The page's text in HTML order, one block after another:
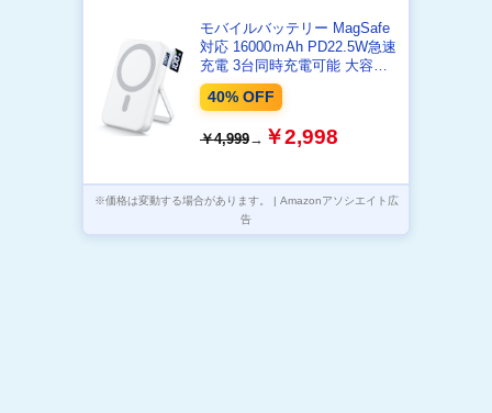
モバイルバッテリー MagSafe
対応 16000ｍAh PD22.5W急速
充電 3台同時充電可能 大容量
マグネット式 マグセーフ スマ
ホ充電器 LCD電量残量表示
力ポート ワイヤレス充電器 ス
機内持ち込み可 旅行/出張/アウ
トドア/キャンプ/停電対策/防災
40% OFF
￥4,999→ ￥2,998
※価格は変動する場合があります。 | Amazonアソシエイト広
告